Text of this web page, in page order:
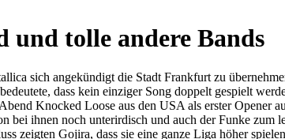
und tolle andere Bands
sich angekündigt die Stadt Frankfurt zu
dass kein einziger Song doppelt gespielt
Knocked Loose aus den USA als erster Opener
bei ihnen noch unterirdisch und auch der Funke
zeigten Gojira, dass sie eine ganze Liga höher